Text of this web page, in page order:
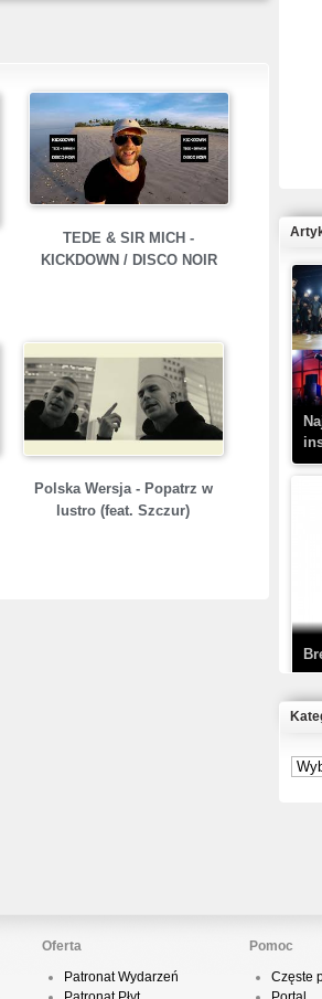
TEDE & SIR MICH -
KICKDOWN / DISCO NOIR
Polska Wersja - Popatrz w
lustro (feat. Szczur)
–
Oferta
Patronat Wydarzeń
Pomoc
Częste